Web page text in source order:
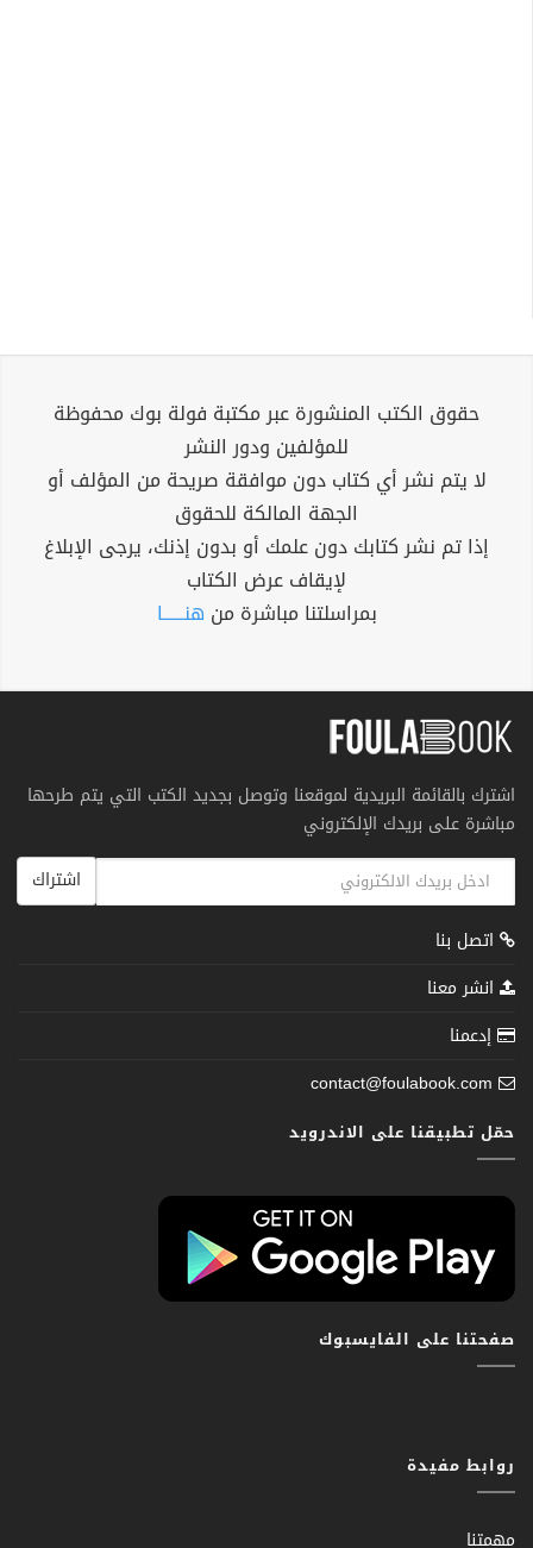
حقوق الكتب المنشورة عبر مكتبة فولة بوك محفوظة
للمؤلفين ودور النشر
لا يتم نشر أي كتاب دون موافقة صريحة من المؤلف أو
الجهة المالكة للحقوق
إذا تم نشر كتابك دون علمك أو بدون إذنك، يرجى الإبلاغ
لإيقاف عرض الكتاب
بمراسلتنا مباشرة من هنــــــا
اشترك بالقائمة البريدية لموقعنا وتوصل بجديد الكتب التي يتم طرحها
مباشرة على بريدك الإلكتروني
اشتراك
اتصل بنا
انشر معنا
إدعمنا
contact@foulabook.com
حمّل تطبيقنا على الاندرويد
صفحتنا على الفايسبوك
روابط مفيدة
مهمتنا